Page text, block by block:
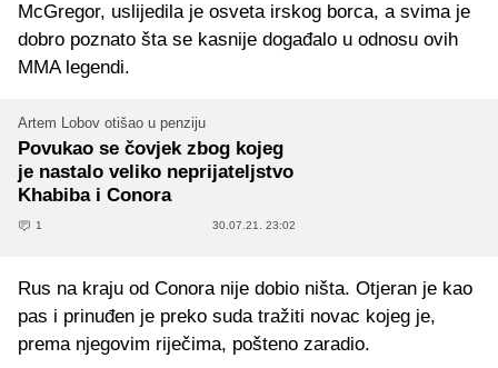
McGregor, uslijedila je osveta irskog borca, a svima je
dobro poznato šta se kasnije događalo u odnosu ovih
MMA legendi.
Artem Lobov otišao u penziju
Povukao se čovjek zbog kojeg
je nastalo veliko neprijateljstvo
Khabiba i Conora
1 30.07.21. 23:02
Rus na kraju od Conora nije dobio ništa. Otjeran je kao
pas i prinuđen je preko suda tražiti novac kojeg je,
prema njegovim riječima, pošteno zaradio.